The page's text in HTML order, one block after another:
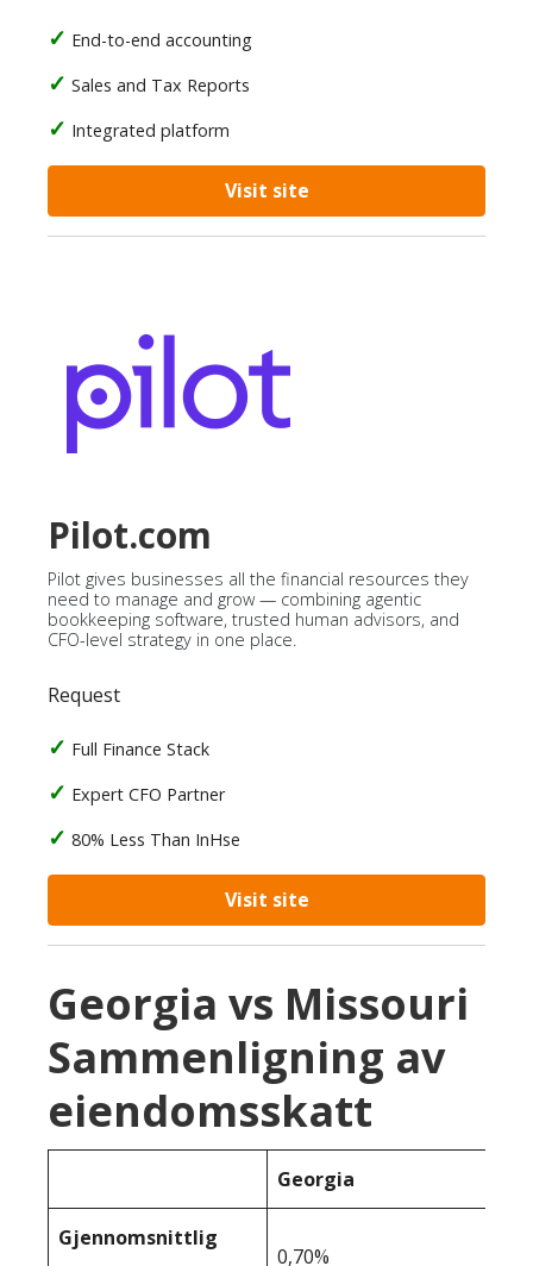
End-to-end accounting
Sales and Tax Reports
Integrated platform
Visit site
Pilot.com
Pilot gives businesses all the financial resources they
need to manage and grow — combining agentic
bookkeeping software, trusted human advisors, and
CFO-level strategy in one place.
Request
Full Finance Stack
Expert CFO Partner
80% Less Than InHse
Visit site
Georgia vs Missouri
Sammenligning av
eiendomsskatt
Georgia
Gjennomsnittlig
0,70%